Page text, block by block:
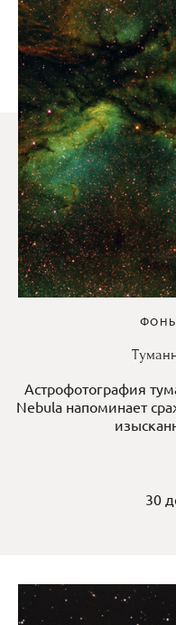
Астрофотография
Nebula напоминает
30